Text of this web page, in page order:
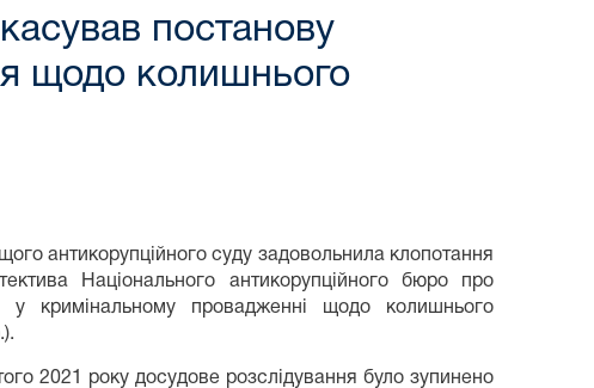
постанову
щодо колишнього
антикорупційного суду задовольнила клопотання
Національного антикорупційного бюро про
у кримінальному провадженні щодо колишнього
2021 року досудове розслідування було зупинено